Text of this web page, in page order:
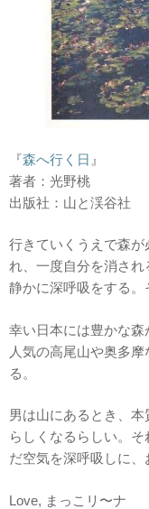
『森へ行く日 』
著者：光野桃
出版社：山と渓谷社
行きていくうえで森
れ、一度自分を消され
静かに深呼吸をする。
幸い日本には豊かな
人気の高尾山や奥多
る。
男は山にあるとき、
らしくなるらしい。
だ空気を深呼吸しに、
Love, まっこリ〜ナ